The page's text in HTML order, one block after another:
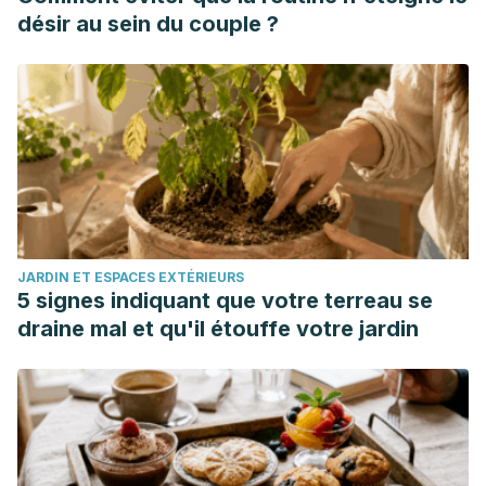
https://doi.org/10.1093/oxfordjournals.aje.a112977
désir au sein du couple ?
JARDIN ET ESPACES EXTÉRIEURS
5 signes indiquant que votre terreau se
draine mal et qu'il étouffe votre jardin